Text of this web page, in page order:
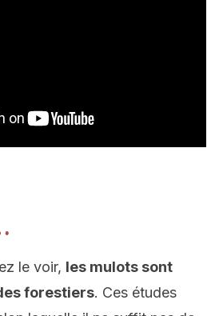
le voir, les mulots sont
forestiers. Ces études